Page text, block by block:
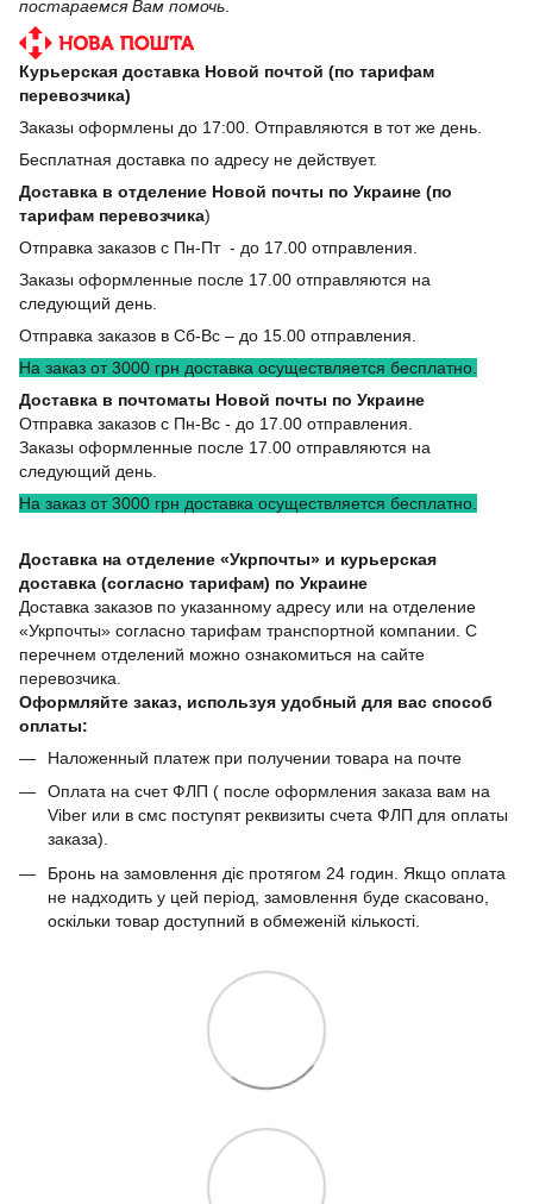
постараемся Вам помочь
Курьерская доставка Новой почтой (по тарифам
перевозчика)
Заказы оформлены до 17:00. Отправляются в тот же день.
Бесплатная доставка по адресу не действует.
Доставка в отделение Новой почты по Украине (по
тарифам перевозчика)
Отправка заказов с Пн-Пт - до 17.00 отправления.
Заказы оформленные после 17.00 отправляются на
следующий день.
Отправка заказов в Сб-Вс – до 15.00 отправления.
На заказ от 3000 грн доставка осуществляется бесплатно.
Доставка в почтоматы Новой почты по Украине
Отправка заказов с Пн-Вс - до 17.00 отправления.
Заказы оформленные после 17.00 отправляются на
следующий день.
На заказ от 3000 грн доставка осуществляется бесплатно.
Доставка на отделение «Укрпочты» и курьерская
доставка (согласно тарифам) по Украине
Доставка заказов по указанному адресу или на отделение
«Укрпочты» согласно тарифам транспортной компании. С
перечнем отделений можно ознакомиться на сайте
перевозчика.
Оформляйте заказ, используя удобный для вас способ
оплаты:
Наложенный платеж при получении товара на почте
Оплата на счет ФЛП ( после оформления заказа вам на
Viber или в смс поступят реквизиты счета ФЛП для оплаты
заказа).
Бронь на замовлення діє протягом 24 годин. Якщо оплата
не надходить у цей період, замовлення буде скасовано,
оскільки товар доступний в обмеженій кількості.